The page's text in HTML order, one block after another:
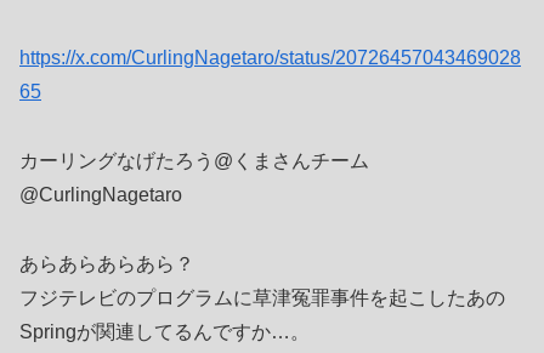
https://x.com/CurlingNagetaro/status/20726457043469028
65
カーリングなげたろう@くまさんチーム
@CurlingNagetaro
あらあらあらあら？
フジテレビのプログラムに草津冤罪事件を起こしたあの
Springが関連してるんですか…。